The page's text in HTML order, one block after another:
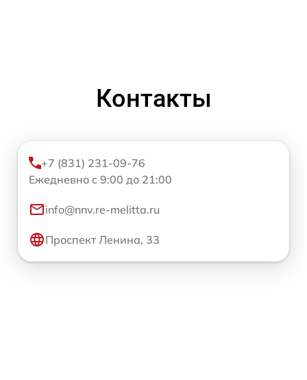
Контакты
+7 (831) 231-09-76
Ежедневно с 9:00 до 21:00
info@nnv.re-melitta.ru
Проспект Ленина, 33